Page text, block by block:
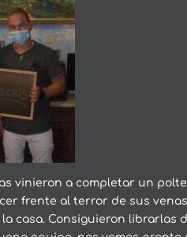
vinieron a completar un
frente al terror de sus
casa. Consiguieron